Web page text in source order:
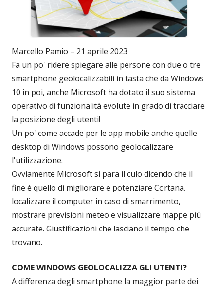
Marcello Pamio – 21 aprile 2023
Fa un po' ridere spiegare alle persone con due o tre
smartphone geolocalizzabili in tasta che da Windows
10 in poi, anche Microsoft ha dotato il suo sistema
operativo di funzionalità evolute in grado di tracciare
la posizione degli utenti!
Un po' come accade per le app mobile anche quelle
desktop di Windows possono geolocalizzare
l'utilizzazione.
Ovviamente Microsoft si para il culo dicendo che il
fine è quello di migliorare e potenziare Cortana,
localizzare il computer in caso di smarrimento,
mostrare previsioni meteo e visualizzare mappe più
accurate. Giustificazioni che lasciano il tempo che
trovano.
COME WINDOWS GEOLOCALIZZA GLI UTENTI?
A differenza degli smartphone la maggior parte dei